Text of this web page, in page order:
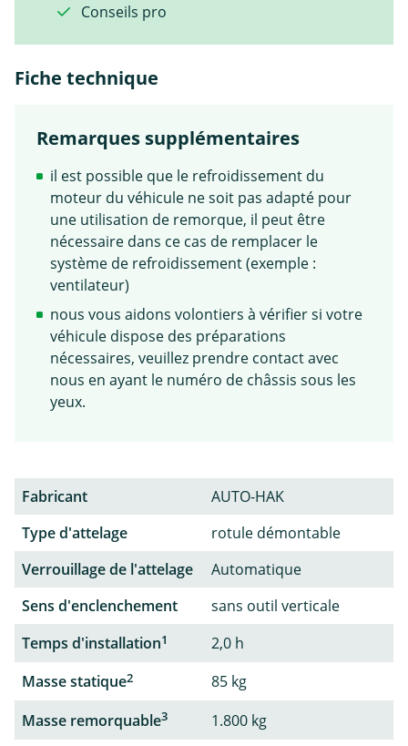
Conseils pro
Fiche technique
Remarques supplémentaires
il est possible que le refroidissement du
moteur du véhicule ne soit pas adapté pour
une utilisation de remorque, il peut être
nécessaire dans ce cas de remplacer le
système de refroidissement (exemple :
ventilateur)
nous vous aidons volontiers à vérifier si votre
véhicule dispose des préparations
nécessaires, veuillez prendre contact avec
nous en ayant le numéro de châssis sous les
yeux.
Fabricant
AUTO-HAK
Type d'attelage
rotule démontable
Verrouillage de l'attelage
Automatique
Sens d'enclenchement
sans outil verticale
Temps d'installation1
2,0 h
Masse statique2
85 kg
Masse remorquable3
1.800 kg